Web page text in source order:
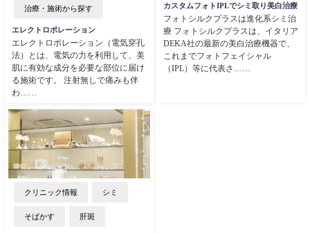
治療・施術から探す
エレクトロポレーション
エレクトロポレーション（電気穿孔
法）とは、電気の力を利用して、美
肌に有効な成分を必要な部位に届け
る施術です。 注射無しで痛みも伴
わ……
カスタムフォトIPLでシミ取り美白治療
フォトシルクプラスは進化系シミ治
療 フォトシルクプラスは、イタリア
DEKA社の最新の美白治療機器で、
これまでフォトフェイシャル
（IPL）等に代表さ……
クリニック情報 シミ
そばかす 肝斑